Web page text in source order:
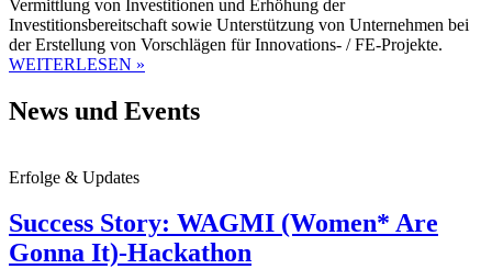
Vermittlung von Investitionen und Erhöhung der
Investitionsbereitschaft sowie Unterstützung von Unternehmen bei
der Erstellung von Vorschlägen für Innovations- / FE-Projekte.
WEITERLESEN »
News und Events
Erfolge & Updates
Success Story: WAGMI (Women* Are
Gonna It)-Hackathon